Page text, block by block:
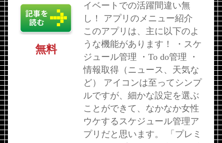
イベートでの活躍間違い無
し！ アプリのメニュー紹介
このアプリは、主に以下のよ
うな機能があります！ ・スケ
ジュール管理 ・To do管理 ・
情報取得（ニュース、天気な
ど） アイコンは至ってシンプ
ルですが、細かな設定を選ぶ
ことができて、なかなか女性
ウケするスケジュール管理ア
プリだと思います。 「プレミ
無料